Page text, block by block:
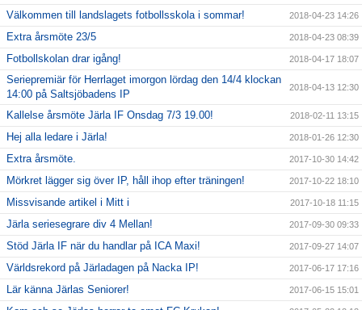
Välkommen till landslagets fotbollsskola i sommar! 2018-04-23 14:26
Extra årsmöte 23/5 2018-04-23 08:39
Fotbollskolan drar igång! 2018-04-17 18:07
Seriepremiär för Herrlaget imorgon lördag den 14/4 klockan
14:00 på Saltsjöbadens IP
2018-04-13 12:30
Kallelse årsmöte Järla IF Onsdag 7/3 19.00! 2018-02-11 13:15
Hej alla ledare i Järla! 2018-01-26 12:30
Extra årsmöte. 2017-10-30 14:42
Mörkret lägger sig över IP, håll ihop efter träningen! 2017-10-22 18:10
Missvisande artikel i Mitt i 2017-10-18 11:15
Järla seriesegrare div 4 Mellan! 2017-09-30 09:33
Stöd Järla IF när du handlar på ICA Maxi! 2017-09-27 14:07
Världsrekord på Järladagen på Nacka IP! 2017-06-17 17:16
Lär känna Järlas Seniorer! 2017-06-15 15:01